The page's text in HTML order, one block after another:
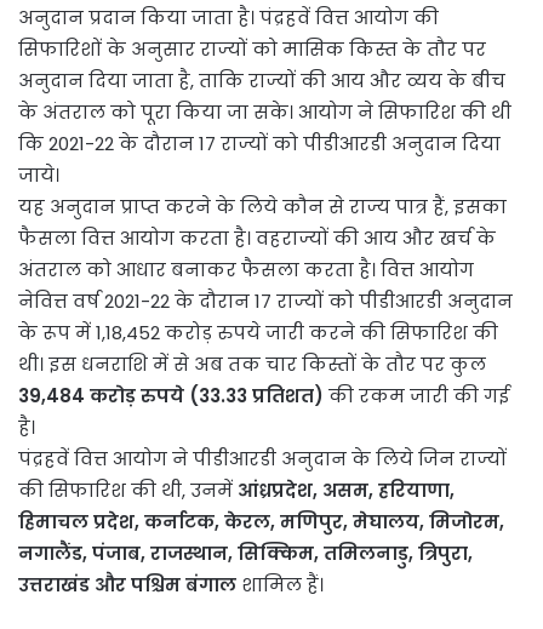
अनुदान प्रदान किया जाता है। पंद्रहवें वित्त आयोग की
सिफारिशों के अनुसार राज्यों को मासिक किस्त के तौर पर
अनुदान दिया जाता है, ताकि राज्यों की आय और व्यय के बीच
के अंतराल को पूरा किया जा सके। आयोग ने सिफारिश की थी
कि 2021-22 के दौरान 17 राज्यों को पीडीआरडी अनुदान दिया
जाये।
यह अनुदान प्राप्त करने के लिये कौन से राज्य पात्र हैं, इसका
फैसला वित्त आयोग करता है। वहराज्यों की आय और खर्च के
अंतराल को आधार बनाकर फैसला करता है। वित्त आयोग
नेवित्त वर्ष 2021-22 के दौरान 17 राज्यों को पीडीआरडी अनुदान
के रूप में 1,18,452 करोड़ रुपये जारी करने की सिफारिश की
थी। इस धनराशि में से अब तक चार किस्तों के तौर पर कुल
39,484 करोड़ रुपये (33.33 प्रतिशत) की रकम जारी की गई
है।
पंद्रहवें वित्त आयोग ने पीडीआरडी अनुदान के लिये जिन राज्यों
की सिफारिश की थी, उनमें आंध्रप्रदेश, असम, हरियाणा,
हिमाचल प्रदेश, कर्नाटक, केरल, मणिपुर, मेघालय, मिजोरम,
नगालैंड, पंजाब, राजस्थान, सिक्किम, तमिलनाडु, त्रिपुरा,
उत्तराखंड और पश्चिम बंगाल शामिल हैं।